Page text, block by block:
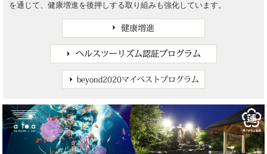
を通じて、健康増進を後押しする取り組みも強化しています。